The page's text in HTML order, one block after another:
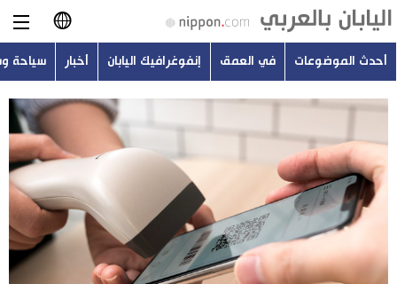
日本語
English
简体字
繁體字
Français
أحدث الموضوعات
في العمق
إنفوغرافيك اليابان
أحدث الموضوعات في العمق إنفوغرافيك اليابان أخبار سياحة